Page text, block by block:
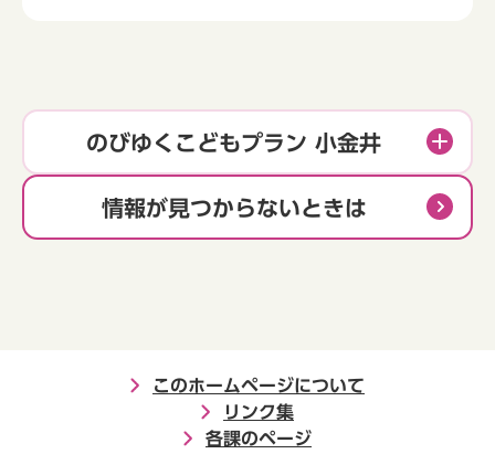
のびゆくこどもプラン 小金井
情報が見つからないときは
このホームページについて
リンク集
各課のページ